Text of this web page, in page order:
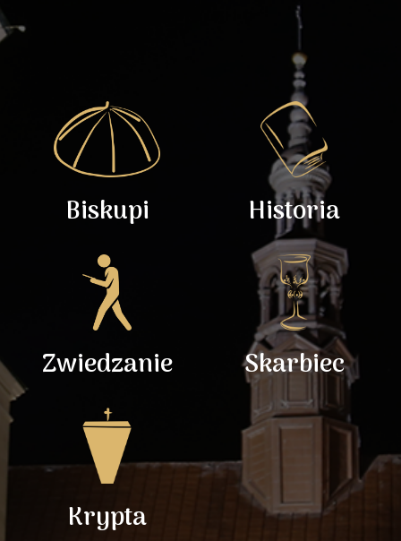
Biskupi Historia
Zwiedzanie Skarbiec
Krypta